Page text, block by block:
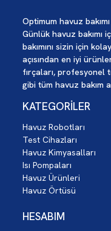
Optimum havuz
Günlük havuz bakımı
bakımını sizin için
açısından en iyi
fırçaları,
gibi tüm havuz bakım
KATEGORİLER
Havuz Robotları
Test Cihazları
Havuz Kimyasalları
Isı Pompaları
Havuz Ürünleri
Havuz Örtüsü
HESABIM